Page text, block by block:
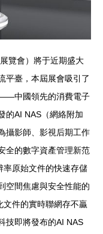
覽會）將于近期盛大
平臺，本屆展會吸引了
中國領先的消費電子
的AI NAS（網絡附加
攝影師、影視后期工作
全的數字資產管理新范
率原始文件的快速存儲
空間焦慮與安全性能的
件的實時聯網存不贏
技即將發布的AI NAS